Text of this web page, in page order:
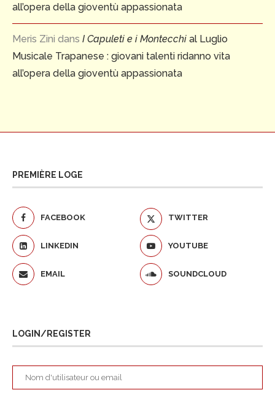
all’opera della gioventù appassionata
Meris Zini dans I Capuleti e i Montecchi al Luglio
Musicale Trapanese : giovani talenti ridanno vita
all’opera della gioventù appassionata
PREMIÈRE LOGE
FACEBOOK TWITTER
LINKEDIN YOUTUBE
EMAIL SOUNDCLOUD
LOGIN/REGISTER